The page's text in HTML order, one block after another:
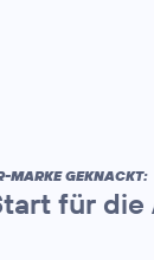
MARKE GEKNACKT:
für